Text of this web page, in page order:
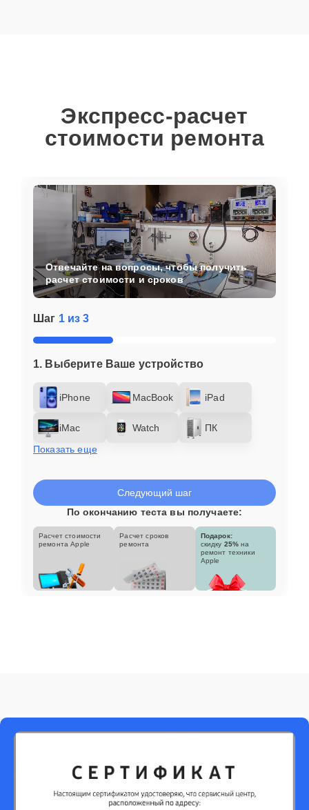
Экспресс-расчет
стоимости ремонта
Шаг 1 из 3
1. Выберите Ваше устройство
iPhone MacBook iPad
iMac Watch
ПК
Показать еще
Отвечайте на вопросы, чтобы получить
расчет стоимости и сроков
Следующий шаг
По окончанию теста вы получаете:
Расчет стоимости
ремонта Apple
Расчет сроков
ремонта
Подарок:
скидку 25% на
ремонт техники
Apple